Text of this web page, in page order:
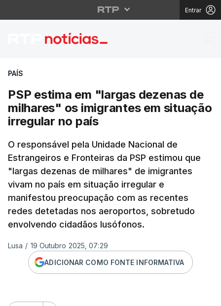
Entrar
PSP estima em
PAÍS
PSP estima em "largas dezenas de
milhares" os imigrantes em situação
irregular no país
O responsável pela Unidade Nacional de
Estrangeiros e Fronteiras da PSP estimou que
"largas dezenas de milhares" de imigrantes
vivam no país em situação irregular e
manifestou preocupação com as recentes
redes detetadas nos aeroportos, sobretudo
envolvendo cidadãos lusófonos.
Lusa / 19 Outubro 2025, 07:29
ADICIONAR COMO FONTE INFORMATIVA